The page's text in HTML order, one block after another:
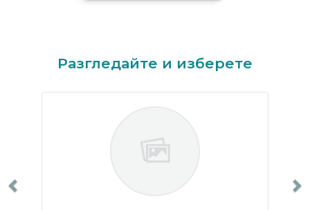
Разгледайте и изберете